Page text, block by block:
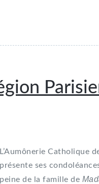
L’Aumônerie Catholique
présente ses
peine de la famille de